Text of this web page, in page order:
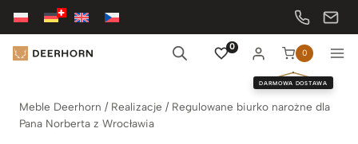
Przejdź
treści
0
0
DARMOWA DOSTAWA
Meble Deerhorn / Realizacje / Regulowane biurko narożne dla
Pana Norberta z Wrocławia